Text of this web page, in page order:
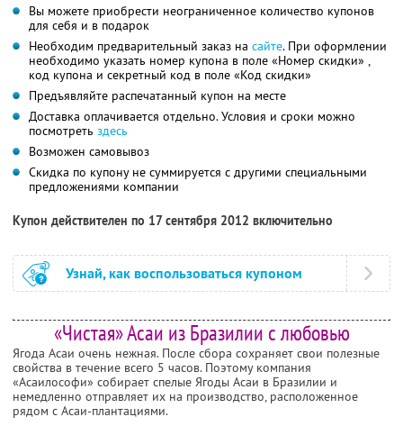
Вы можете приобрести неограниченное количество купонов
для себя и в подарок
Необходим предварительный заказ на сайте. При оформлении
необходимо указать номер купона в поле «Номер скидки» ,
код купона и секретный код в поле «Код скидки»
Предъявляйте распечатанный купон на месте
Доставка оплачивается отдельно. Условия и сроки можно
посмотреть здесь
Возможен самовывоз
Скидка по купону не суммируется с другими специальными
предложениями компании
Купон действителен по 17 сентября 2012 включительно
Узнай, как воспользоваться купоном
«Чистая» Асаи из Бразилии с любовью
Ягода Асаи очень нежная. После сбора сохраняет свои полезные
свойства в течение всего 5 часов. Поэтому компания
«Асаилософи» собирает спелые Ягоды Асаи в Бразилии и
немедленно отправляет их на производство, расположенное
рядом с Асаи-плантациями.